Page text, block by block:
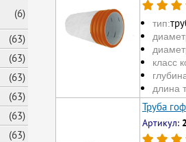
(6)
(63)
(63)
(63)
(63)
(63)
(63)
тип:
класс
длина
Труба
Артикул: